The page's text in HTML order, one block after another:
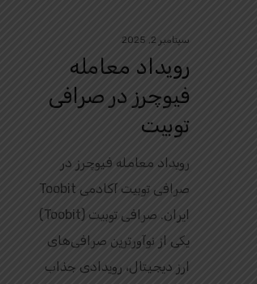
سپتامبر 2, 2025
رویداد معامله
فیوچرز در صرافی
توبیت
رویداد معامله فیوچرز در
صرافی توبیت آکادمی Toobit
ایران. صرافی توبیت (Toobit)
یکی از نوآورترین صرافی‌های
ارز دیجیتال، رویدادی جذاب